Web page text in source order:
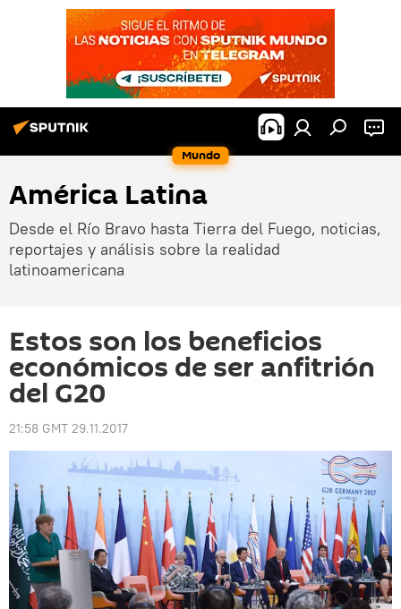
Mundo
América Latina
Desde el Río Bravo hasta Tierra del Fuego, noticias,
reportajes y análisis sobre la realidad
latinoamericana
Estos son los beneficios
económicos de ser anfitrión
del G20
21:58 GMT 29.11.2017